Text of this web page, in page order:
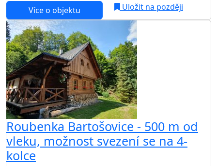
Více o objektu Uložit na později
Roubenka Bartošovice - 500 m od
vleku, možnost svezení se na 4-
kolce